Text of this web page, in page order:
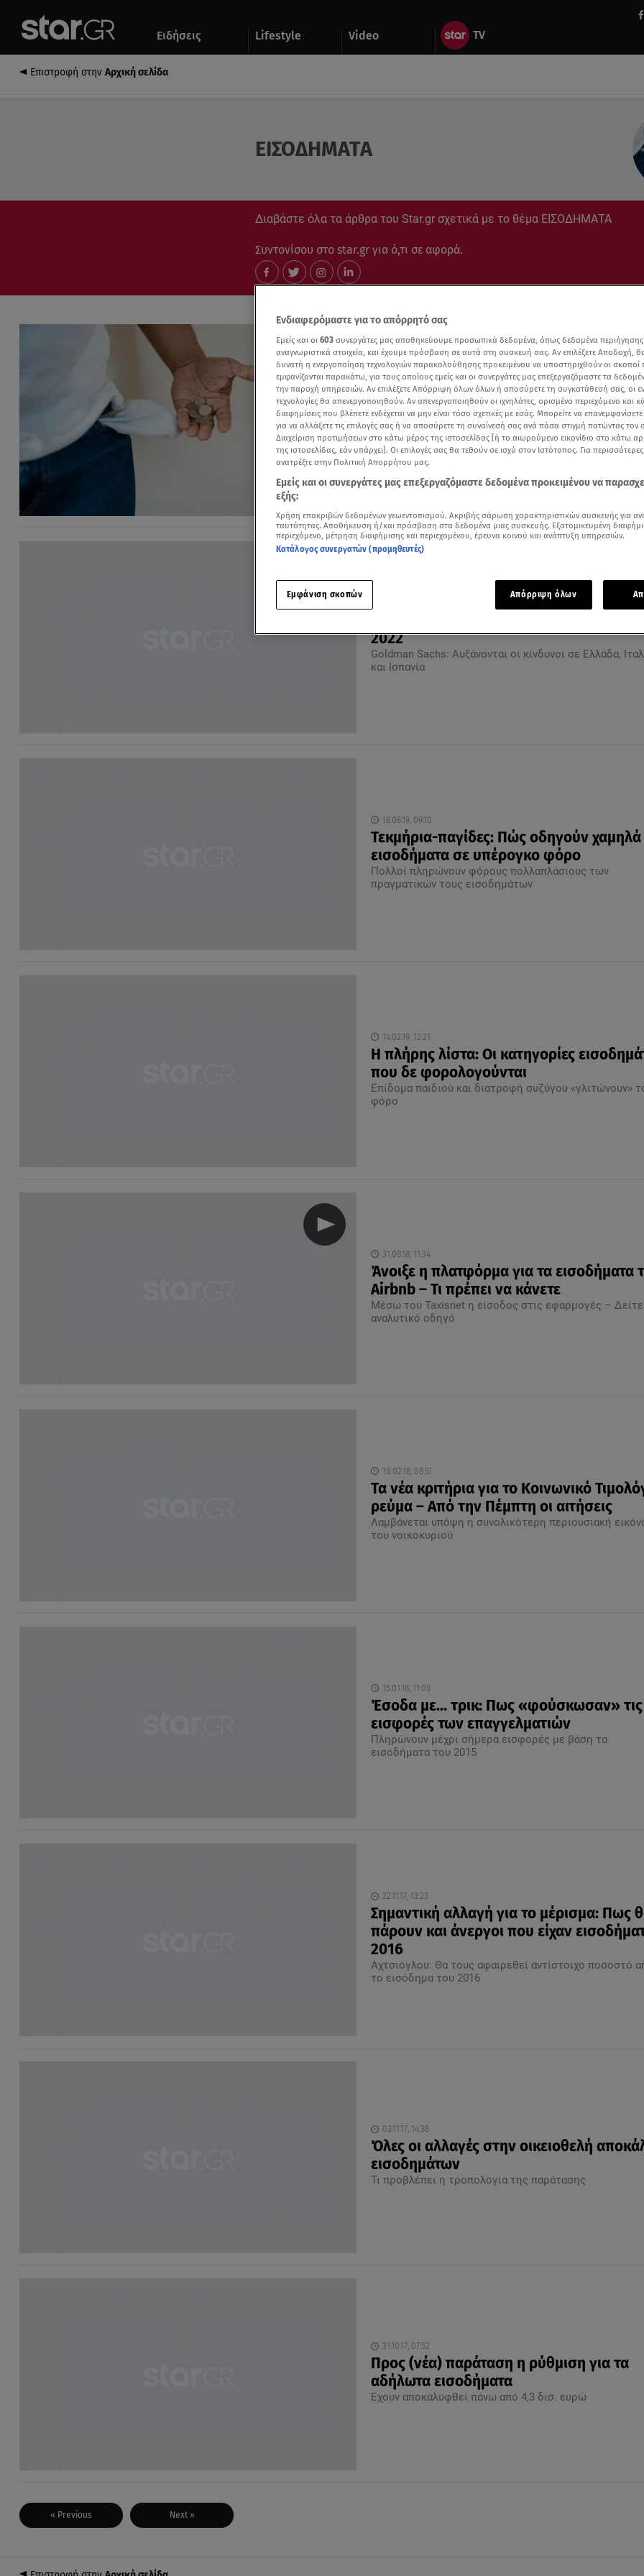
Ειδήσεις Lifestyle Video
Αυτοκίνητο
Επιστροφή στην Αρχική σελίδα
ΕΙΣΟΔΗΜΑΤΑ
Διαβάστε όλα τα άρθρα του Star.gr σχετικά με το θέμα ΕΙΣΟΔΗΜΑΤΑ
Συντονίσου στο star.gr για ό,τι σε αφορά.
21.10.24, 19:22
Κόστος ζωής: Ο μήνας δεν βγαίνει!
Δεν φτάνουν ούτε τα 1.500 ευρώ της δέσμευσης για
βασικό μισθό
2022
Goldman Sachs: Αυξάνονται οι κίνδυνοι σε Ελλάδα,
και Ισπανία
18.06.19, 09:10
Τεκμήρια-παγίδες: Πώς οδηγούν χαμηλά
εισοδήματα σε υπέρογκο φόρο
Πολλοί πληρώνουν φόρους πολλαπλάσιους των
πραγματικών τους εισοδημάτων
14.02.19, 12:21
Η πλήρης λίστα: Οι κατηγορίες
που δε φορολογούνται
Επίδομα παιδιού και διατροφή συζύγου «γλιτώνουν»
φόρο
31.08.18, 11:34
Άνοιξε η πλατφόρμα για τα εισοδήματα
Airbnb – Τι πρέπει να κάνετε
Μέσω του Taxisnet η είσοδος στις εφαρμογές – Δείτε
αναλυτικό οδηγό
10.02.18, 08:51
Τα νέα κριτήρια για το Κοινωνικό
ρεύμα – Από την Πέμπτη οι αιτήσεις
Λαμβάνεται υπόψη η συνολικότερη περιουσιακή
του νοικοκυριού
15.01.18, 11:03
Έσοδα με… τρικ: Πως «φούσκωσαν» τις
εισφορές των επαγγελματιών
Πληρώνουν μέχρι σήμερα εισφορές με βάση τα
εισοδήματα του 2015
22.11.17, 13:23
Σημαντική αλλαγή για το μέρισμα: Πως
πάρουν και άνεργοι που είχαν
2016
Αχτσιόγλου: Θα τους αφαιρεθεί αντίστοιχο ποσοστό
το εισόδημα του 2016
03.11.17, 14:38
Όλες οι αλλαγές στην οικειοθελή
εισοδημάτων
Τι προβλέπει η τροπολογία της παράτασης
31.10.17, 07:52
Προς (νέα) παράταση η ρύθμιση για τα
αδήλωτα εισοδήματα
Έχουν αποκαλυφθεί πάνω από 4,3 δισ. ευρώ
« Previous Next »
Ενδιαφερόμαστε για το απόρρητό σας
Εμείς και οι 603 συνεργάτες μας αποθηκεύουμε προσωπικά δεδομένα, όπως δεδομένα
αναγνωριστικά στοιχεία, και έχουμε πρόσβαση σε αυτά στη συσκευή σας. Αν επιλέξετε Αποδοχή,
δυνατή η ενεργοποίηση τεχνολογιών παρακολούθησης προκειμένου να υποστηριχθούν οι σκοποί
εμφανίζονται παρακάτω, για τους οποίους εμείς και οι συνεργάτες μας επεξεργαζόμαστε τα
την παροχή υπηρεσιών. Αν επιλέξετε Απόρριψη όλων όλων ή αποσύρετε τη συγκατάθεσή σας, οι
τεχνολογίες θα απενεργοποιηθούν. Αν απενεργοποιηθούν οι ιχνηλάτες, ορισμένο περιεχόμενο και
διαφημίσεις που βλέπετε ενδέχεται να μην είναι τόσο σχετικές με εσάς. Μπορείτε να
για να αλλάξετε τις επιλογές σας ή να αποσύρετε τη συναίνεσή σας ανά πάσα στιγμή πατώντας τον
Διαχείριση προτιμήσεων στο κάτω μέρος της ιστοσελίδας [ή το αιωρούμενο εικονίδιο στο κάτω
της ιστοσελίδας, εάν υπάρχει]. Οι επιλογές σας θα τεθούν σε ισχύ στον Ιστότοπος. Για
ανατρέξτε στην Πολιτική Απορρήτου μας.
Εμείς και οι συνεργάτες μας επεξεργαζόμαστε δεδομένα προκειμένου να
εξής:
Χρήση επακριβών δεδομένων γεωεντοπισμού. Ακριβής σάρωση χαρακτηριστικών συσκευής για
ταυτότητας. Αποθήκευση ή/και πρόσβαση στα δεδομένα μιας συσκευής. Εξατομικευμένη
περιεχόμενο, μέτρηση διαφήμισης και περιεχομένου, έρευνα κοινού και ανάπτυξη υπηρεσιών.
Κατάλογος συνεργατών (προμηθευτές)
Εμφάνιση σκοπών Απόρριψη όλων